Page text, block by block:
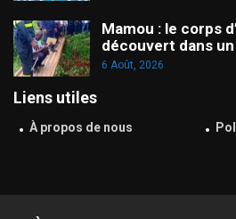
Mamou : le corps
découvert dans
6 Août, 2026
Liens utiles
À propos de nous